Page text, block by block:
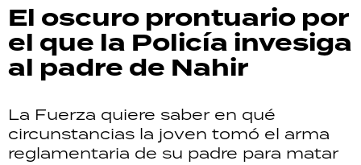
El oscuro prontuario por
el que la Policía invesiga
al padre de Nahir
La Fuerza quiere saber en qué
circunstancias la joven tomó el arma
reglamentaria de su padre para matar
ACTUALIDAD
POLICIALES
ECONOMÍA
GRAN HERMANO